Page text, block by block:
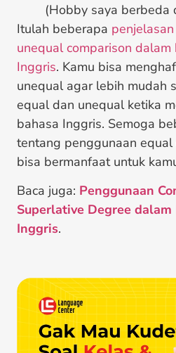
(Hobby saya berbeda
Itulah beberapa
unequal comparison
Inggris. Kamu bisa
unequal agar lebih mudah
equal dan unequal ketika
bahasa Inggris. Semoga
tentang penggunaan
bisa bermanfaat untuk
Baca juga: Penggunaan
Superlative Degree
Inggris.